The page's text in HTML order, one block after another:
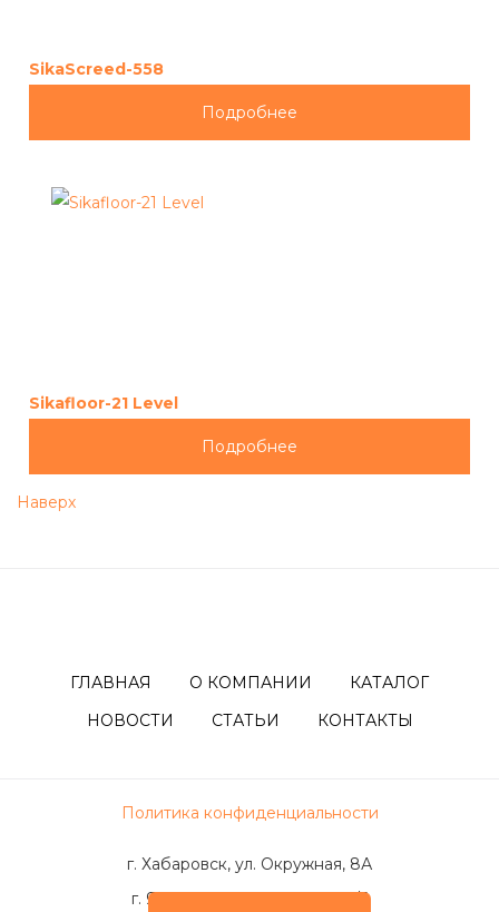
SikaScreed-558
Подробнее
Sikafloor-21 Level
Подробнее
Наверх
ГЛАВНАЯ О КОМПАНИИ
КАТАЛОГ
НОВОСТИ
СТАТЬИ КОНТАКТЫ
Политика конфиденциальности
г. Хабаровск, ул. Окружная, 8А
г. Якутск, ул. Жорницкого, 9/3